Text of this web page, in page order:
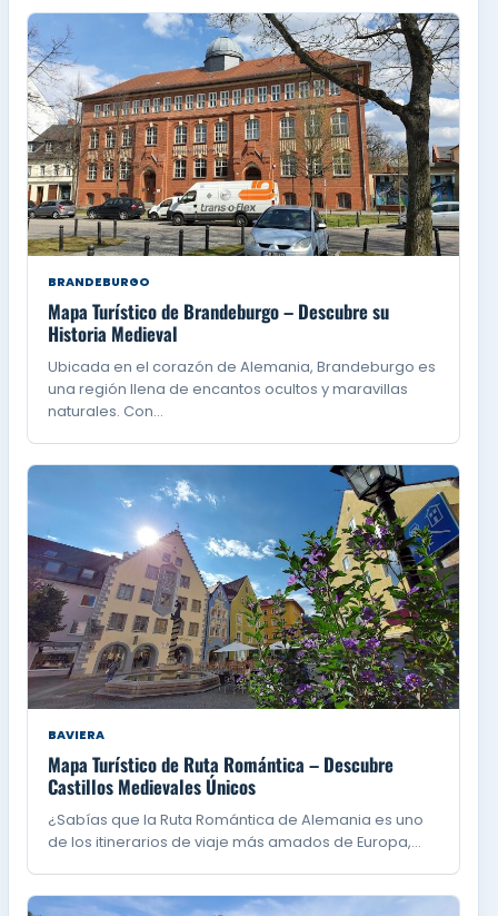
BRANDEBURGO
Mapa Turístico de Brandeburgo – Descubre su
Historia Medieval
Ubicada en el corazón de Alemania, Brandeburgo es
una región llena de encantos ocultos y maravillas
naturales. Con…
BAVIERA
Mapa Turístico de Ruta Romántica – Descubre
Castillos Medievales Únicos
¿Sabías que la Ruta Romántica de Alemania es uno
de los itinerarios de viaje más amados de Europa,…